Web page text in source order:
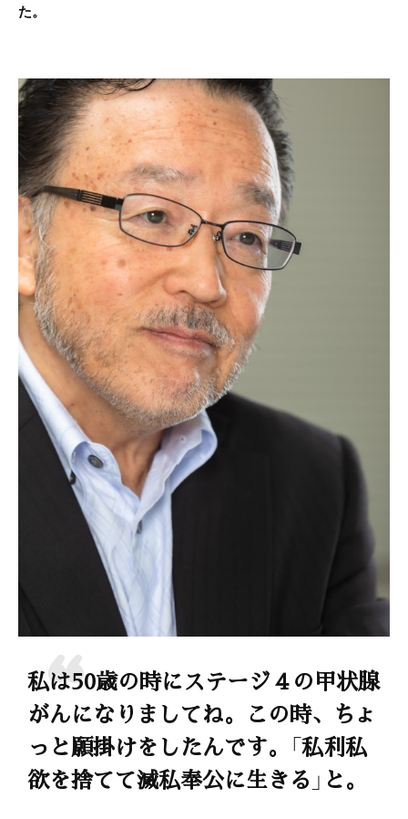
た。
私は50歳の時にステージ４の甲状腺
がんになりましてね。この時、ちょ
っと願掛けをしたんです。「私利私
欲を捨てて滅私奉公に生きる」と。